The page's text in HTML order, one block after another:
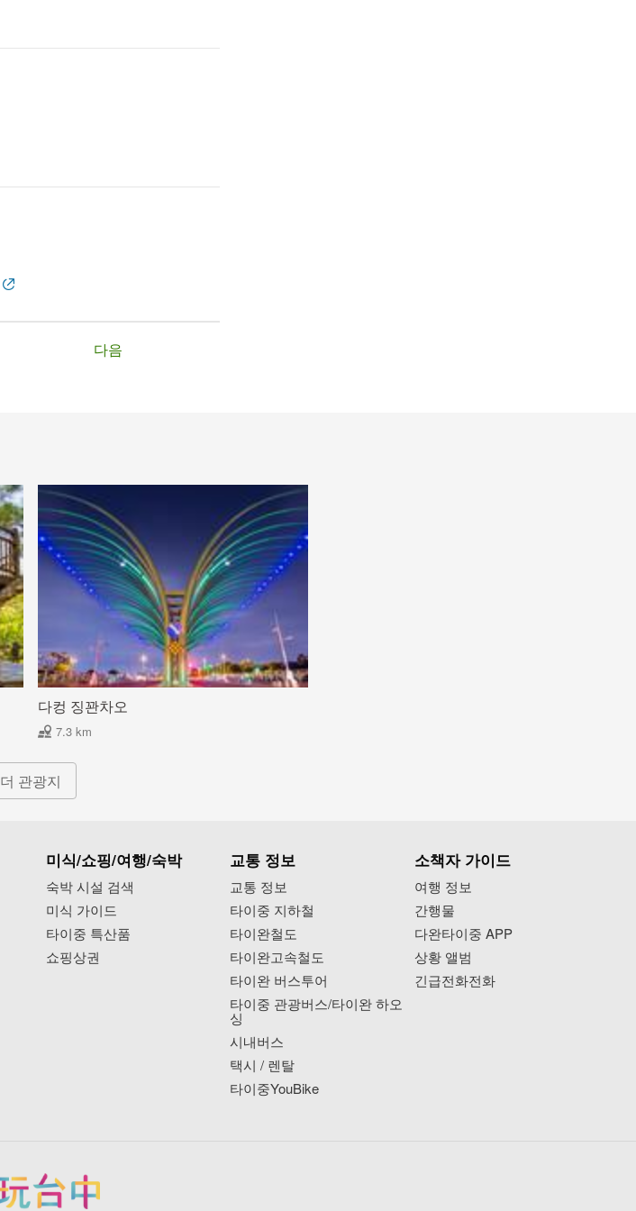
다음
다컹 징꽌차오
7.3 km
더 관광지
미식/쇼핑/여행/숙박
숙박 시설 검색
미식 가이드
타이중 특산품
쇼핑상권
교통 정보
교통 정보
타이중 지하철
타이완철도
타이완고속철도
타이완 버스투어
타이중 관광버스/타이완 하오
싱
시내버스
택시 / 렌탈
타이중YouBike
소책자 가이드
여행 정보
간행물
다완타이중 APP
상황 앨범
긴급전화전화